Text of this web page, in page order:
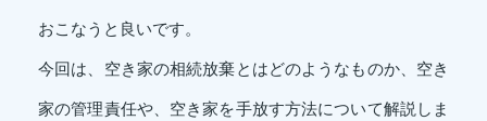
おこなうと良いです。
今回は、空き家の相続放棄とはどのようなものか、空き
家の管理責任や、空き家を手放す方法について解説しま